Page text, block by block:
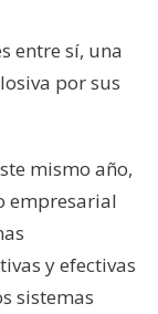
entre sí, una
por sus
mismo año,
empresarial
y efectivas
sistemas